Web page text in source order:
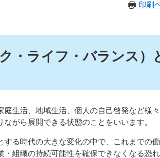
印刷
・ライフ・バランス）
生活、地域生活、個人の自己啓発など様
がら展開できる状態のことをいいます。
る時代の大きな変化の中で、これまでの
組織の持続可能性を確保できなくなる恐